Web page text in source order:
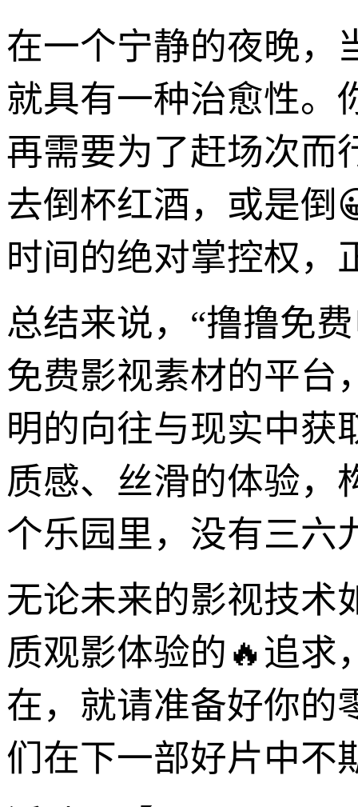
在一个宁静的夜晚，
就具有一种治愈性。
再需要为了赶场次而
去倒杯红酒，或是倒
时间的绝对掌控权，
总结来说，“撸撸免
免费影视素材的平台
明的向往与现实中获
质感、丝滑的体验，
个乐园里，没有三六
无论未来的影视技术
质观影体验的🔥追求
在，就请准备好你的
们在下一部好片中不